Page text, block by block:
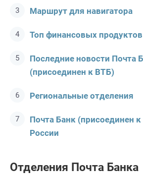
Маршрут для навигатора
Топ финансовых продуктов
Последние новости Почта
(присоединен к ВТБ)
Региональные отделения
Почта Банк (присоединен
России
Отделения Почта Банкa